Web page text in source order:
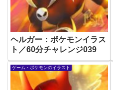
ヘルガー：ポケモンイラス
ト／60分チャレンジ039
ゲーム・ポケモンのイラスト